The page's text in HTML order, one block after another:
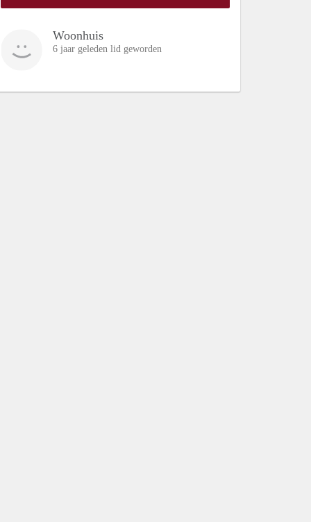
Woonhuis
6 jaar geleden lid geworden